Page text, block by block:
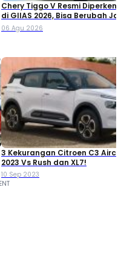
Chery Tiggo V Resmi
di GIIAS 2026, Bisa Berubah
Double Cabin
06 Agu 2026
3 Kekurangan Citroen C3
2023 Vs Rush dan XL7!
10 Sep 2023